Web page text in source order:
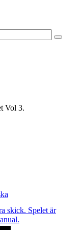
Vol 3.
skick. Spelet är